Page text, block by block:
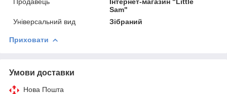
Sam"
Універсальний вид
Зібраний
Приховати
Умови доставки
Нова Пошта